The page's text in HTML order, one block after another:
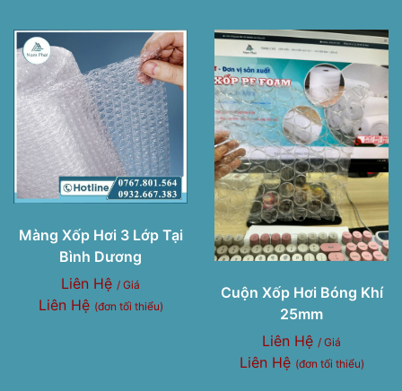
Màng Xốp Hơi 3 Lớp Tại
Bình Dương
Liên Hệ / Giá
Liên Hệ (đơn tối thiểu)
Cuộn Xốp Hơi Bóng Khí
25mm
Liên Hệ / Giá
Liên Hệ (đơn tối thiểu)